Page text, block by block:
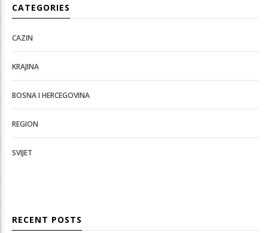
CATEGORIES
CAZIN
KRAJINA
BOSNA I HERCEGOVINA
REGION
SVIJET
RECENT POSTS